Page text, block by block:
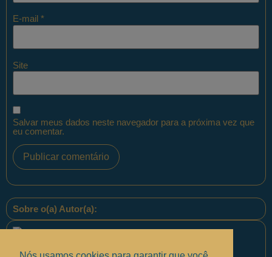
E-mail *
Site
Salvar meus dados neste navegador para a próxima vez que
eu comentar.
Sobre o(a) Autor(a):